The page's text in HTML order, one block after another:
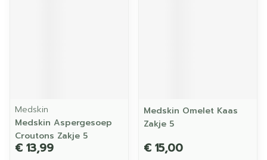
Medskin
Medskin Aspergesoep
Croutons Zakje 5
€ 13,99
Medskin Omelet Kaas
Zakje 5
€ 15,00